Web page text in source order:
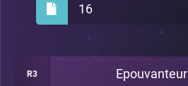
16
R3 Epouvanteur